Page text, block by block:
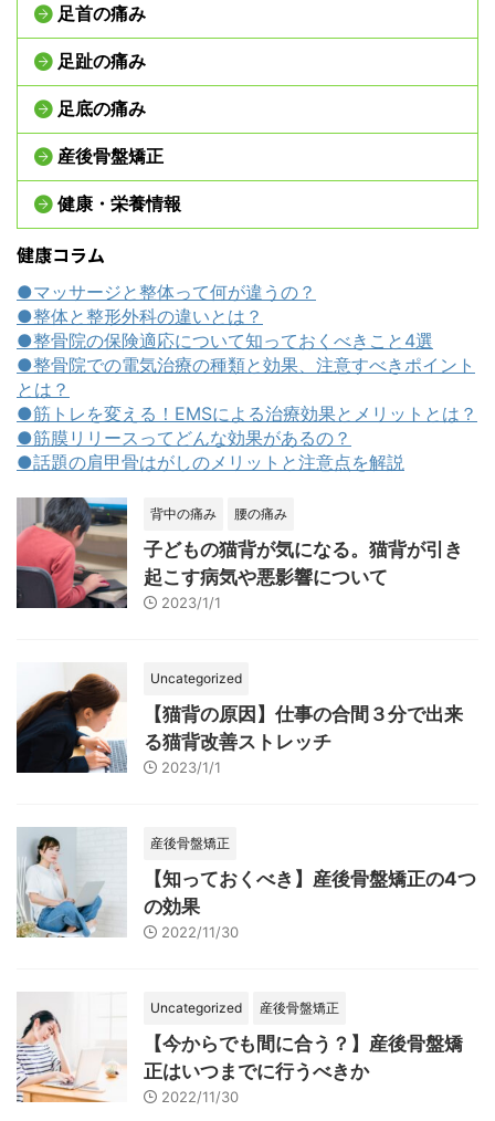
足首の痛み
足趾の痛み
足底の痛み
産後骨盤矯正
健康・栄養情報
健康コラム
●マッサージと整体って何が違うの？
●整体と整形外科の違いとは？
●整骨院の保険適応について知っておくべきこと4選
●整骨院での電気治療の種類と効果、注意すべきポイント
とは？
●筋トレを変える！EMSによる治療効果とメリットとは？
●筋膜リリースってどんな効果があるの？
●話題の肩甲骨はがしのメリットと注意点を解説
背中の痛み 腰の痛み
子どもの猫背が気になる。猫背が引き
起こす病気や悪影響について
2023/1/1
Uncategorized
【猫背の原因】仕事の合間３分で出来
る猫背改善ストレッチ
2023/1/1
産後骨盤矯正
【知っておくべき】産後骨盤矯正の4つ
の効果
2022/11/30
Uncategorized 産後骨盤矯正
【今からでも間に合う？】産後骨盤矯
正はいつまでに行うべきか
2022/11/30